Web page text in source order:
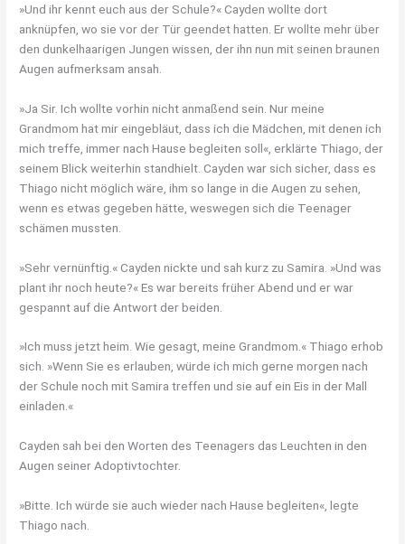
»Und ihr kennt euch aus der Schule?« Cayden wollte dort
anknüpfen, wo sie vor der Tür geendet hatten. Er wollte mehr über
den dunkelhaarigen Jungen wissen, der ihn nun mit seinen braunen
Augen aufmerksam ansah.
»Ja Sir. Ich wollte vorhin nicht anmaßend sein. Nur meine
Grandmom hat mir eingebläut, dass ich die Mädchen, mit denen ich
mich treffe, immer nach Hause begleiten soll«, erklärte Thiago, der
seinem Blick weiterhin standhielt. Cayden war sich sicher, dass es
Thiago nicht möglich wäre, ihm so lange in die Augen zu sehen,
wenn es etwas gegeben hätte, weswegen sich die Teenager
schämen mussten.
»Sehr vernünftig.« Cayden nickte und sah kurz zu Samira. »Und was
plant ihr noch heute?« Es war bereits früher Abend und er war
gespannt auf die Antwort der beiden.
»Ich muss jetzt heim. Wie gesagt, meine Grandmom.« Thiago erhob
sich. »Wenn Sie es erlauben, würde ich mich gerne morgen nach
der Schule noch mit Samira treffen und sie auf ein Eis in der Mall
einladen.«
Cayden sah bei den Worten des Teenagers das Leuchten in den
Augen seiner Adoptivtochter.
»Bitte. Ich würde sie auch wieder nach Hause begleiten«, legte
Thiago nach.